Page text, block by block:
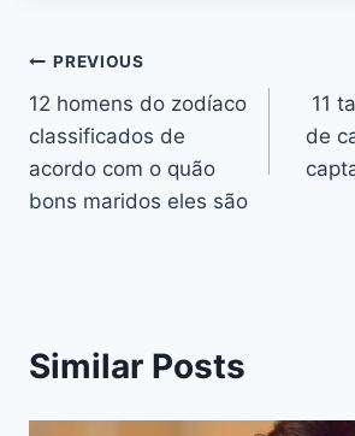
Navegação
de
artigos
PREVIOUS
12 homens do zodíaco
classificados de
acordo com o quão
bons maridos eles são
11
de
Similar Posts